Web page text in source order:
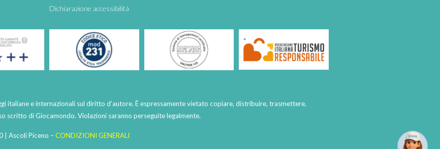
Dichiarazione accessibilità
italiane e internazionali sul diritto d’autore. È espressamente vietato copiare, distribuire, trasmettere,
scritto di Giocamondo. Violazioni saranno perseguite legalmente.
| Ascoli Piceno –CONDIZIONI GENERALI